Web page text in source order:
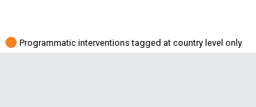
Programmatic interventions tagged at country level only